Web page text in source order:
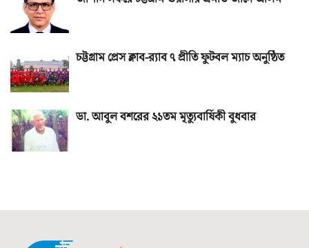
চট্টগ্রাম প্রেস ক্লাব-র‌্যাব ৭ প্রীতি ফুটবল ম্যাচ অনুষ্ঠিত
ডা. আবুল বশরের ২১তম মৃত্যুবার্ষিকী বুধবার